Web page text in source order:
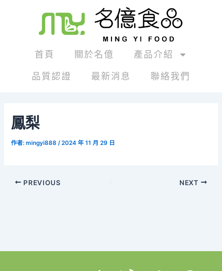
首頁 關於名億 產品介紹
品質認證 最新消息 聯絡我們
鳳梨
作者:mingyi888 /2024 年 11 月 29 日
PREVIOUS NEXT